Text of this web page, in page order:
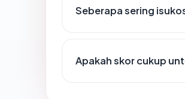
Seberapa sering
Apakah skor cukup